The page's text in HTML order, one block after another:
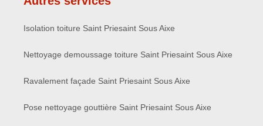
Isolation toiture Saint Priesaint Sous Aixe
Nettoyage demoussage toiture Saint Priesaint Sous Aixe
Ravalement façade Saint Priesaint Sous Aixe
Pose nettoyage gouttière Saint Priesaint Sous Aixe